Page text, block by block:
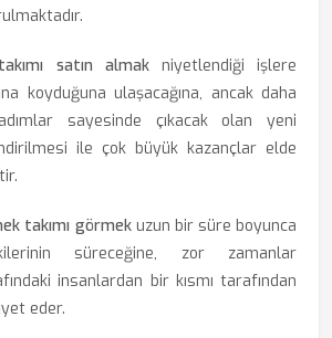
satın almakniyetlendiği işlere
koyduğuna ulaşacağına, ancak daha
sayesinde çıkacak olan yeni
ile çok büyük kazançlar elde
takımı görmekuzun bir süre boyunca
süreceğine, zor zamanlar
insanlardan bir kısmı tarafından
eder.